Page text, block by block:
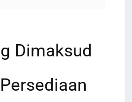
Dimaksud